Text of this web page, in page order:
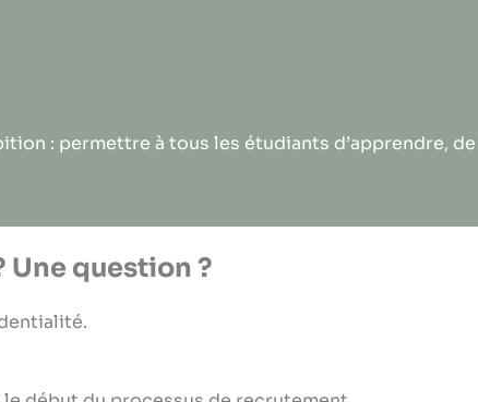
: permettre à tous les étudiants d’apprendre, de
Une question ?